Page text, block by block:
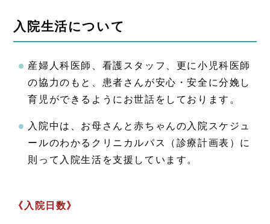
入院生活について
産婦人科医師、看護スタッフ、更に小児科医師
の協力のもと、患者さんが安心・安全に分娩し
育児ができるようにお世話をしております。
入院中は、お母さんと赤ちゃんの入院スケジュ
ールのわかるクリニカルパス（診療計画表）に
則って入院生活を支援しています。
《入院日数》